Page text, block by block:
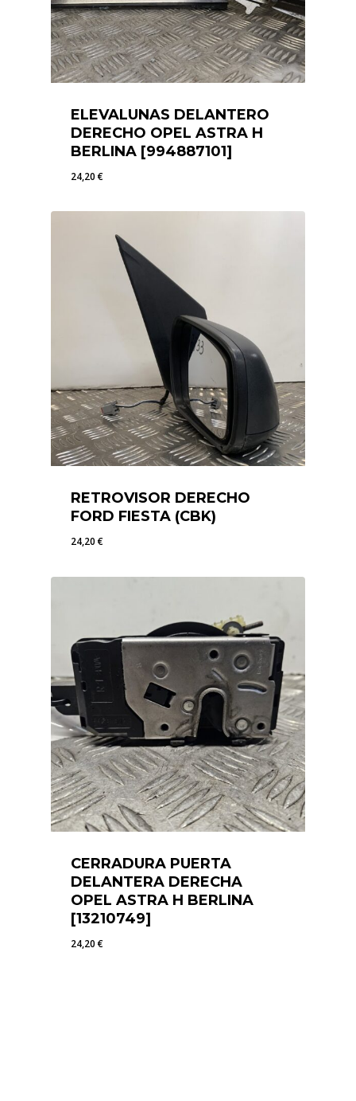
ELEVALUNAS DELANTERO
DERECHO OPEL ASTRA H
BERLINA [994887101]
24,20€
RETROVISOR DERECHO
FORD FIESTA (CBK)
24,20€
CERRADURA PUERTA
DELANTERA DERECHA
OPEL ASTRA H BERLINA
[13210749]
24,20€